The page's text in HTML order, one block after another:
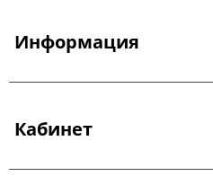
Информация
Кабинет